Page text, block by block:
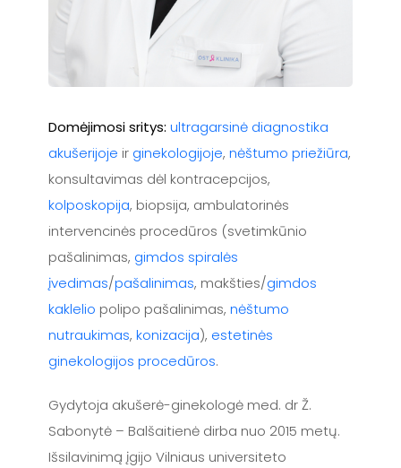
Domėjimosi sritys: ultragarsinė diagnostika
akušerijoje ir ginekologijoje, nėštumo priežiūra,
konsultavimas dėl kontracepcijos,
kolposkopija, biopsija, ambulatorinės
intervencinės procedūros (svetimkūnio
pašalinimas, gimdos spiralės
įvedimas/pašalinimas, makšties/gimdos
kaklelio polipo pašalinimas, nėštumo
nutraukimas, konizacija), estetinės
ginekologijos procedūros.
Gydytoja akušerė-ginekologė med. dr Ž.
Sabonytė – Balšaitienė dirba nuo 2015 metų.
Išsilavinimą įgijo Vilniaus universiteto